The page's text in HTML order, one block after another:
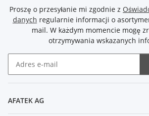
Proszę o przesyłanie mi zgodnie z
danych regularnie informacji o
mail. W każdym momencie mogę
otrzymywania wskazanych
AFATEK AG